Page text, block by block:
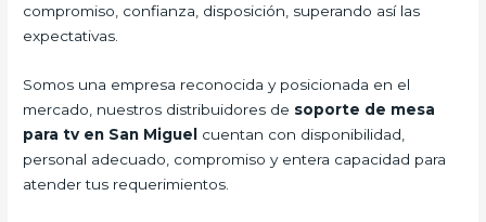
compromiso, confianza, disposición, superando así las
expectativas.
Somos una empresa reconocida y posicionada en el
mercado, nuestros distribuidores de soporte de mesa
para tv en San Miguel cuentan con disponibilidad,
personal adecuado, compromiso y entera capacidad para
atender tus requerimientos.